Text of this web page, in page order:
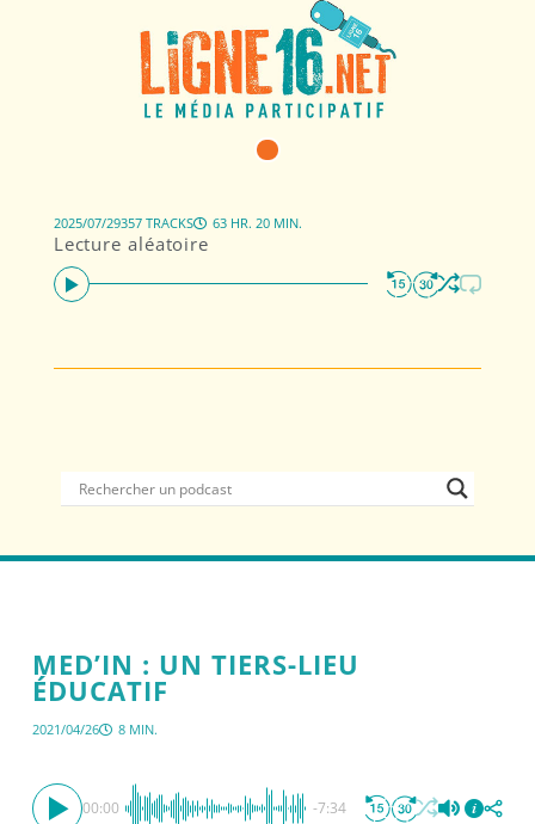
Lecture aléatoire
2025/07/29357 TRACKS 63 HR. 20 MIN.
MED’IN : UN TIERS-LIEU
ÉDUCATIF
2021/04/26 8 MIN.
00:00 -7:34